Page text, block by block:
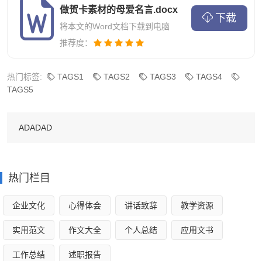
19.“大多数母亲都是本能的哲学家。”——哈里特·比彻·
斯托
20.“妈妈是我最伟大的老师，一位充满同情、爱心和无
畏的老师。
21.“我母亲身材苗条，但心胸宽广——她的心胸如此宽
你的故事就是从她的故事开始的。”——米奇·阿尔博姆
23.“在我知道榜样这个词是什么之前，我母亲就是我的
榜样。”——丽莎·莱斯利
做贺卡素材的母爱名言.docx
将本文的Word文档下载到电脑
推荐度：
下载
热门标签: TAGS1 TAGS2 TAGS3
TAGS4
TAGS5
ADADAD
热门栏目
企业文化 心得体会 讲话致辞 教学资源
实用范文 作文大全 个人总结 应用文书
工作总结 述职报告